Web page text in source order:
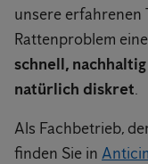
unsere erfahrenen
Rattenproblem
schnell,
natürlich diskret.
Als Fachbetrieb,
finden Sie in